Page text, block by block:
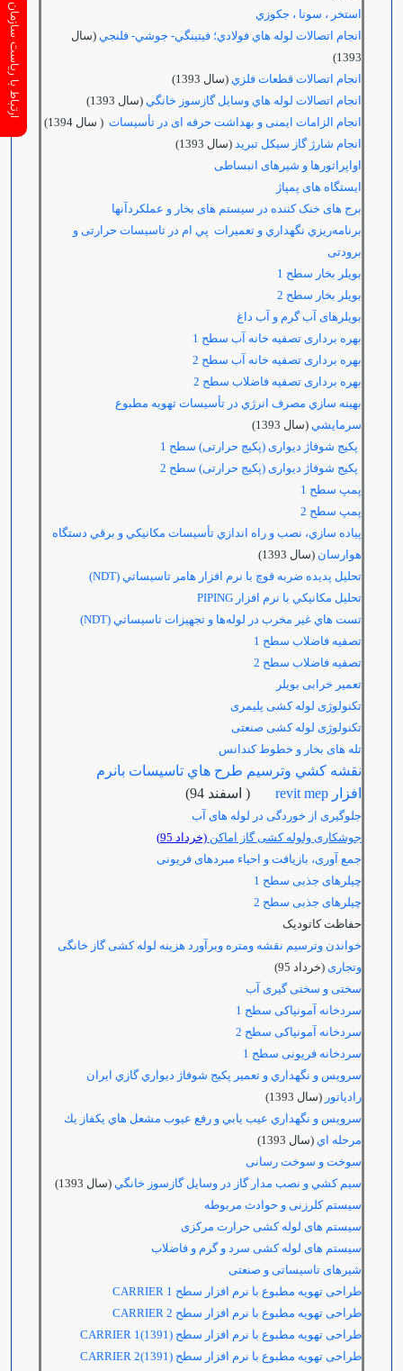
استخر ، سونا ، جكوزي
انجام اتصالات لوله هاي فولادي؛ فيتينگي- جوشي- فلنجي (سال
1393)
انجام اتصالات قطعات فلزي (سال 1393)
انجام اتصالات لوله هاي وسايل گازسوز خانگي (سال 1393)
انجام الزامات ایمنی و بهداشت حرفه ای در تأسیسات ( سال 1394)
انجام شارژ گاز سيكل تبريد (سال 1393)
اواپراتورها و شیرهای انبساطی
ایستگاه های پمپاژ
برج های خنک کننده در سیستم های بخار و عملکردآنها
برنامه‌ريزي نگهداري و تعميرات پي ام در تاسيسات حرارتی و
برودتی
بویلر بخار سطح 1
بویلر بخار سطح 2
بویلرهای آب گرم و آب داغ
بهره برداری تصفیه خانه آب سطح 1
بهره برداری تصفیه خانه آب سطح 2
بهره برداری تصفیه فاضلاب سطح 2
بهينه سازي مصرف انرژي در تأسيسات تهويه مطبوع
سرمايشي (سال 1393)
پکیج شوفاژ دیواری (پکیج حرارتی) سطح 1
پکیج شوفاژ دیواری (پکیج حرارتی) سطح 2
پمپ سطح 1
پمپ سطح 2
پياده سازي،‌ نصب و راه اندازي تأسيسات مكانيكي و برقي دستگاه
هوارسان (سال 1393)
تحلیل پدیده ضربه قوچ با نرم افزار هامر تاسيساتي (NDT)
تحليل مکانيکي با نرم افزار PIPING
تست هاي غير مخرب در لوله‌ها و تجهيزات تاسيساتي (NDT)
تصفیه فاضلاب سطح 1
تصفیه فاضلاب سطح 2
تعمير خرابی بویلر
تکنولوژی لوله کشی پلیمری
تکنولوژی لوله کشی صنعتی
تله های بخار و خطوط کندانس
نقشه كشي وترسيم طرح هاي تاسيسات بانرم
افزار revit mep
( اسفند 94)
جلوگیری از خوردگی در لوله های آب
جوشکاری ولوله کشی گاز اماکن (خرداد 95)
جمع آوری، بازیافت و احیاء مبردهای فریونی
چیلرهای جذبی سطح 1
چیلرهای جذبی سطح 2
حفاظت کاتودیک
خواندن وترسیم نقشه ومتره وبرآورد هزینه لوله کشی گاز خانگی
وتجاری (خرداد 95)
سختی و سختی گیری آب
سردخانه آمونیاکی سطح 1
سردخانه آمونیاکی سطح 2
سردخانه فریونی سطح 1
سرويس و نگهداري و تعمير پكيج شوفاژ ديواري گازي ايران
رادياتور (سال 1393)
سرويس و نگهداري عيب يابي و رفع عيوب مشعل هاي يكفاز يك
مرحله اي (سال 1393)
سوخت و سوخت رسانی
سيم كشي و نصب مدار گاز در وسايل گازسوز خانگي (سال 1393)
سیستم کلرزنی و حوادث مربوطه
سیستم های لوله کشی حرارت مرکزی
سیستم های لوله کشی سرد و گرم و فاضلاب
شیرهای تاسیساتی و صنعتی
طراحی تهویه مطبوع با نرم افزار سطح CARRIER 1
طراحی تهویه مطبوع با نرم افزار سطح CARRIER 2
طراحی تهویه مطبوع با نرم افزار سطح (1391)CARRIER 1
طراحی تهویه مطبوع با نرم افزار سطح (1391)CARRIER 2
ارتباط با ریاست سازمان